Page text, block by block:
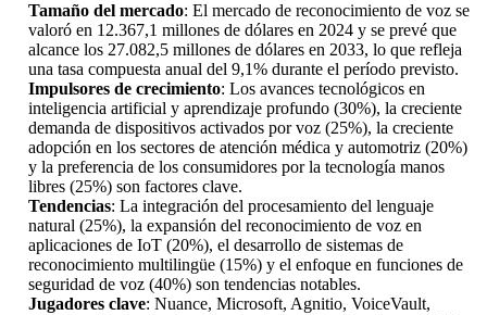
Tamaño del mercado: El mercado de reconocimiento de voz se
valoró en 12.367,1 millones de dólares en 2024 y se prevé que
alcance los 27.082,5 millones de dólares en 2033, lo que refleja
una tasa compuesta anual del 9,1% durante el período previsto.
Impulsores de crecimiento: Los avances tecnológicos en
inteligencia artificial y aprendizaje profundo (30%), la creciente
demanda de dispositivos activados por voz (25%), la creciente
adopción en los sectores de atención médica y automotriz (20%)
y la preferencia de los consumidores por la tecnología manos
libres (25%) son factores clave.
Tendencias: La integración del procesamiento del lenguaje
natural (25%), la expansión del reconocimiento de voz en
aplicaciones de IoT (20%), el desarrollo de sistemas de
reconocimiento multilingüe (15%) y el enfoque en funciones de
seguridad de voz (40%) son tendencias notables.
Jugadores clave: Nuance, Microsoft, Agnitio, VoiceVault,